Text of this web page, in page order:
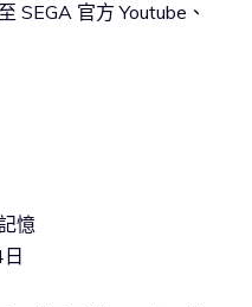
SEGA 官方 Youtube、
憶